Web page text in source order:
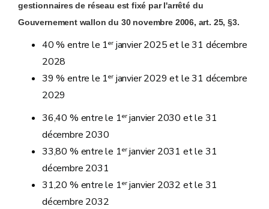
gestionnaires de réseau est fixé par l'arrêté du
Gouvernement wallon du 30 novembre 2006, art. 25, §3.
40 % entre le 1erjanvier 2025 et le 31 décembre
2028
39 % entre le 1erjanvier 2029 et le 31 décembre
2029
36,40 % entre le 1erjanvier 2030 et le 31
décembre 2030
33,80 % entre le 1erjanvier 2031 et le 31
décembre 2031
31,20 % entre le 1erjanvier 2032 et le 31
décembre 2032